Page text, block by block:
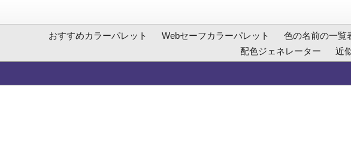
おすすめカラーパレット Webセーフカラーパレット 色の名前の一覧
配色ジェネレーター
近